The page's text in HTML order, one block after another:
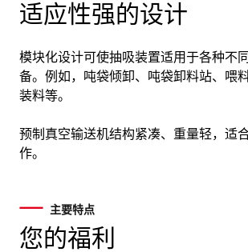
适应性强的设计
模块化设计可使抽吸装置适用于各种不
备。例如，吨袋倾卸、吨袋卸料站、喂
装料等。
预制真空输送机结构紧凑、重量轻，适
作。
主要特点
您的福利